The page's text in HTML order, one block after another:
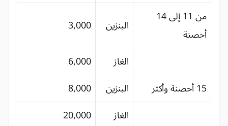
من 11 إلى 14
أحصنة
البنزين
3,000
الغاز
6,000
15 أحصنة وأكثر
البنزين
8,000
الغاز
20,000